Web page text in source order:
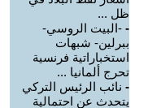
ظل ...
- -البيت الروسي-
ببرلين- شبهات
استخباراتية فرنسية
تحرج ألمانيا ...
- نائب الرئيس التركي
يتحدث عن احتمالية